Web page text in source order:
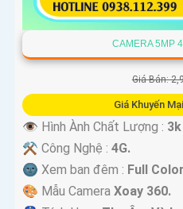
CAMERA 5MP
Giá Bán:
Giá Khuyến
👁 Hình Ành Chất Lượng :
⚒ Công Nghệ : 4G.
🌚 Xem ban đêm : Full
🎨 Mẫu Camera Xoay 360.